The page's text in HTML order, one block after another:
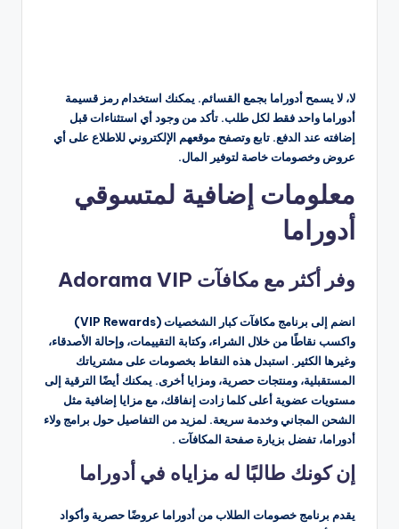
لا، لا يسمح أدوراما بجمع القسائم. يمكنك استخدام رمز قسيمة
أدوراما واحد فقط لكل طلب. تأكد من وجود أي استثناءات قبل
إضافته عند الدفع. تابع وتصفح موقعهم الإلكتروني للاطلاع على أي
عروض وخصومات خاصة لتوفير المال.
معلومات إضافية لمتسوقي
أدوراما
وفر أكثر مع مكافآت Adorama VIP
انضم إلى برنامج مكافآت كبار الشخصيات (VIP Rewards)
واكسب نقاطًا من خلال الشراء، وكتابة التقييمات، وإحالة الأصدقاء،
وغيرها الكثير. استبدل هذه النقاط بخصومات على مشترياتك
المستقبلية، ومنتجات حصرية، ومزايا أخرى. يمكنك أيضًا الترقية إلى
مستويات عضوية أعلى كلما زادت إنفاقك، مع مزايا إضافية مثل
الشحن المجاني وخدمة سريعة. لمزيد من التفاصيل حول برامج ولاء
أدوراما، تفضل بزيارة صفحة المكافآت .
إن كونك طالبًا له مزاياه في أدوراما
يقدم برنامج خصومات الطلاب من أدوراما عروضًا حصرية وأكواد